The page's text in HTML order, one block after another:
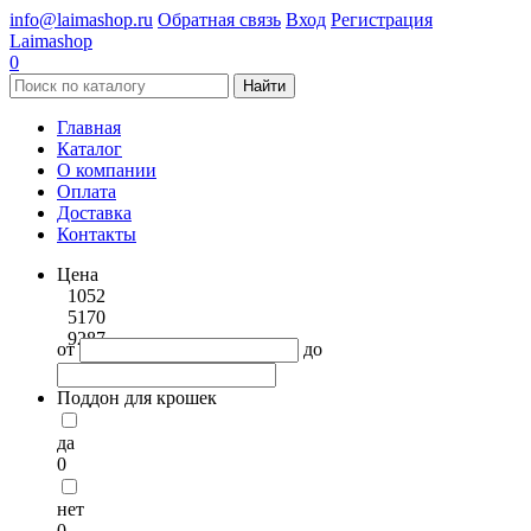
info@laimashop.ru Обратная связь Вход Регистрация
Laimashop
0
Найти
Главная
Каталог
О компании
Оплата
Доставка
Контакты
Цена
1052
5170
9287
от до
Поддон для крошек
да
0
нет